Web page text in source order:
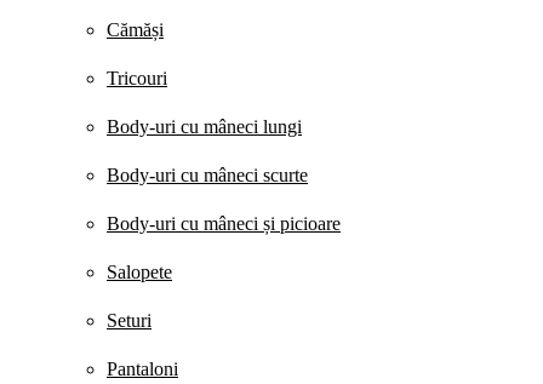
Cămăși
Tricouri
Body-uri cu mâneci lungi
Body-uri cu mâneci scurte
Body-uri cu mâneci și picioare
Salopete
Seturi
Pantaloni